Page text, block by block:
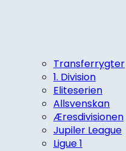
Transferrygter
1. Division
Eliteserien
Allsvenskan
Æresdivisionen
Jupiler League
Ligue 1